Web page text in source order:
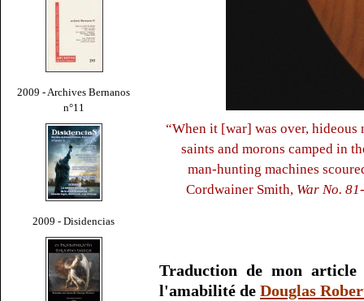
2009 - Archives Bernanos
n°11
2009 - Disidencias
“When it [war] was over, hideous
saints and morons camped in
man-hunting machines
Cordwainer Smith, War No.
Traduction de mon
l'amabilité de Douglas